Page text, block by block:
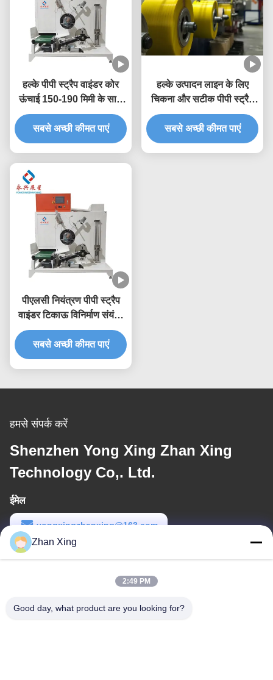
हल्के पीपी स्ट्रैप वाइंडर कोर
ऊंचाई 150-190 मिमी के साथ
अपनी स्ट्रैपिंग प्रक्रिया को
सुव्यवस्थित करें
सबसे अच्छी कीमत पाएं
हल्के उत्पादन लाइन के लिए
चिकना और सटीक पीपी स्ट्रैप
बैंड वाइंडर
सबसे अच्छी कीमत पाएं
पीएलसी नियंत्रण पीपी स्ट्रैप
वाइंडर टिकाऊ विनिर्माण संयंत्र
संचालन और रखरखाव के लिए
सबसे अच्छी कीमत पाएं
हमसे संपर्क करें
Shenzhen Yong Xing Zhan Xing
Technology Co,. Ltd.
ईमेल
yongxingzhanxing@163.com
कार्य समय
Zhan Xing
2:49 PM
Good day, what product are you looking for?